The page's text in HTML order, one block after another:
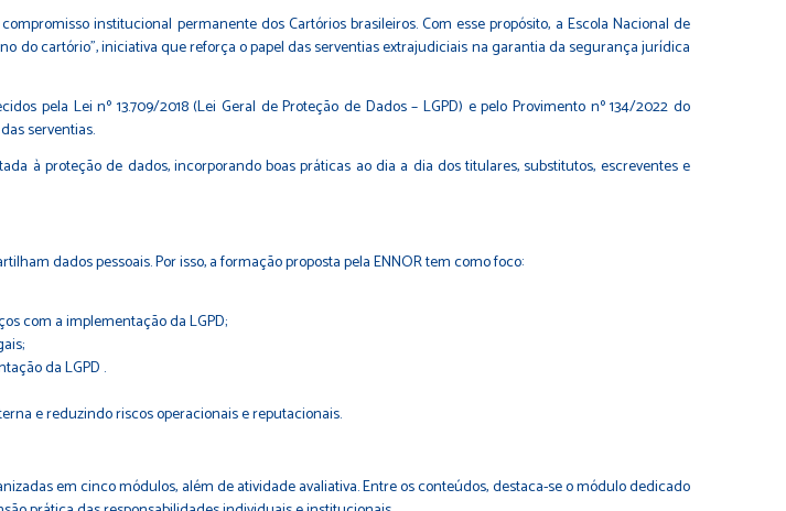
institucional permanente dos Cartórios brasileiros. Com esse propósito, a Escola Nacional de
do cartório”, iniciativa que reforça o papel das serventias extrajudiciais na garantia da segurança jurídica
pela Lei nº 13.709/2018 (Lei Geral de Proteção de Dados – LGPD) e pelo Provimento nº 134/2022 do
serventias.
à proteção de dados, incorporando boas práticas ao dia a dia dos titulares, substitutos, escreventes e
dados pessoais. Por isso, a formação proposta pela ENNOR tem como foco:
com a implementação da LGPD;
da LGPD .
e reduzindo riscos operacionais e reputacionais.
em cinco módulos, além de atividade avaliativa. Entre os conteúdos, destaca-se o módulo dedicado